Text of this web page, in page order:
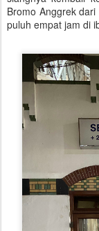
Bromo Anggrek
puluh empat jam di